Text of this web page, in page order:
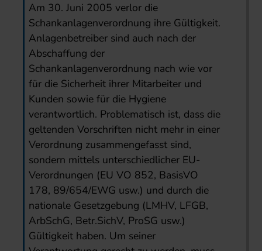
Am 30. Juni 2005 verlor die
Schankanlagenverordnung ihre Gültigkeit.
Anlagenbetreiber sind auch nach der
Abschaffung der
Schankanlagenverordnung nach wie vor
für die Sicherheit ihrer Mitarbeiter und
Kunden sowie für die Hygiene
verantwortlich. Problematisch ist, dass die
geltenden Vorschriften nicht mehr in einer
Verordnung zusammengefasst sind,
sondern mittels unterschiedlicher EU-
Verordnungen (EU VO 852, BasisVO
178, 89/654/EWG usw.) und durch die
nationale Gesetzgebung (LMHV, LFGB,
ArbSchG, Betr.SichV, ProSG usw.)
Gültigkeit haben. Um seiner